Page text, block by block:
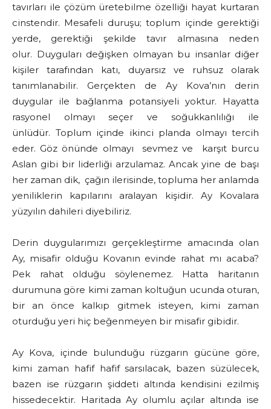
tavırları ile çözüm üretebilme özelliği hayat kurtaran
cinstendir. Mesafeli duruşu; toplum içinde gerektiği
yerde, gerektiği şekilde tavır almasına neden
olur. Duyguları değişken olmayan bu insanlar diğer
kişiler tarafından katı, duyarsız ve ruhsuz olarak
tanımlanabilir. Gerçekten de Ay Kova’nın derin
duygular ile bağlanma potansiyeli yoktur. Hayatta
rasyonel olmayı seçer ve soğukkanlılığı ile
ünlüdür. Toplum içinde ikinci planda olmayı tercih
eder. Göz önünde olmayı sevmez ve karşıt burcu
Aslan gibi bir liderliği arzulamaz. Ancak yine de başı
her zaman dik, çağın ilerisinde, topluma her anlamda
yeniliklerin kapılarını aralayan kişidir. Ay Kovalara
yüzyılın dahileri diyebiliriz.
Derin duygularımızı gerçekleştirme amacında olan
Ay, misafir olduğu Kovanın evinde rahat mı acaba?
Pek rahat olduğu söylenemez. Hatta haritanın
durumuna göre kimi zaman koltuğun ucunda oturan,
bir an önce kalkıp gitmek isteyen, kimi zaman
oturduğu yeri hiç beğenmeyen bir misafir gibidir.
Ay Kova, içinde bulunduğu rüzgarın gücüne göre,
kimi zaman hafif hafif sarsılacak, bazen süzülecek,
bazen ise rüzgarın şiddeti altında kendisini ezilmiş
hissedecektir. Haritada Ay olumlu açılar altında ise